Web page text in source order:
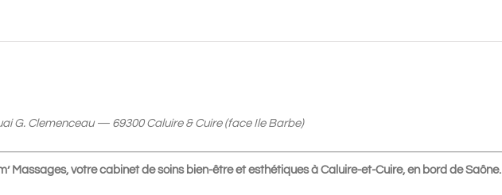
Technologies
G. Clemenceau — 69300 Caluire & Cuire (face Ile Barbe)
Massages, votre cabinet de soins bien-être et esthétiques à Caluire-et-Cuire, en bord de Saône.